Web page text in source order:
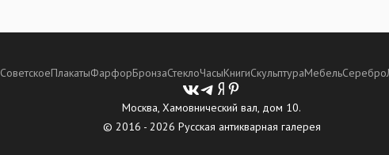
СоветскоеПлакатыФарфорБронзаСтеклоЧасыКнигиСкульптураМебельСеребро
Москва, Хамовнический вал, дом 10.
© 2016 - 2026 Русская антикварная галерея